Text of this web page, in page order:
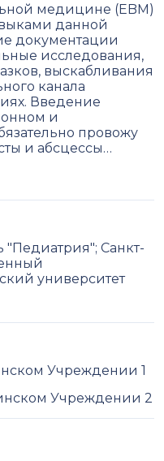
медицине (EBM)
данной
документации
исследования,
выскабливания
канала
Введение
и
провожу
и абсцессы…
"Педиатрия"; Санкт-
университет
Учреждении 1
Учреждении 2